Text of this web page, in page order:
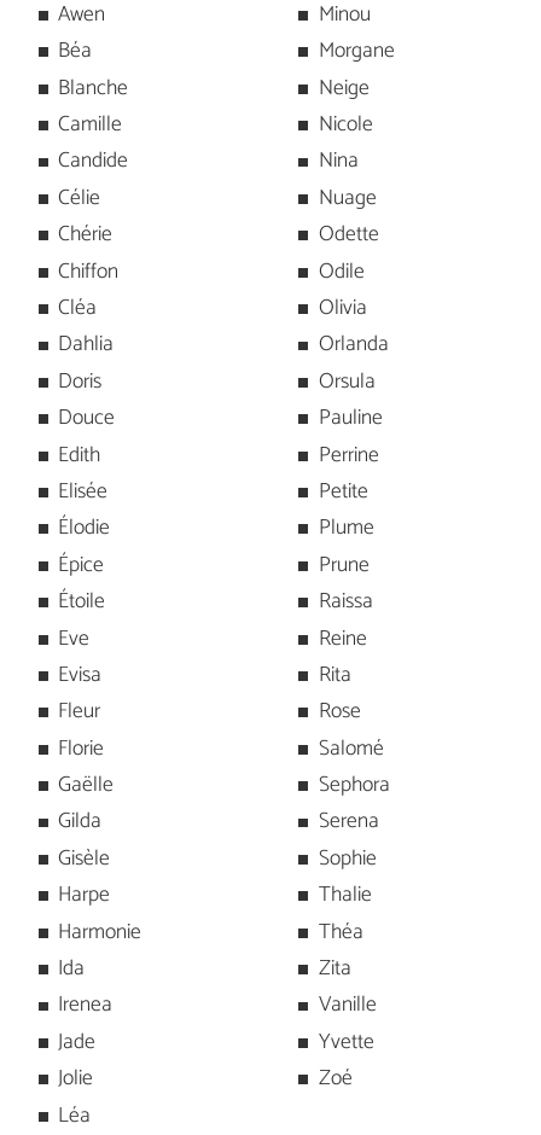
Awen
Béa
Blanche
Camille
Candide
Célie
Chérie
Chiffon
Cléa
Dahlia
Doris
Douce
Edith
Elisée
Élodie
Épice
Étoile
Eve
Evisa
Fleur
Florie
Gaëlle
Gilda
Gisèle
Harpe
Harmonie
Ida
Irenea
Jade
Jolie
Léa
Minou
Morgane
Neige
Nicole
Nina
Nuage
Odette
Odile
Olivia
Orlanda
Orsula
Pauline
Perrine
Petite
Plume
Prune
Raissa
Reine
Rita
Rose
Salomé
Sephora
Serena
Sophie
Thalie
Théa
Zita
Vanille
Yvette
Zoé